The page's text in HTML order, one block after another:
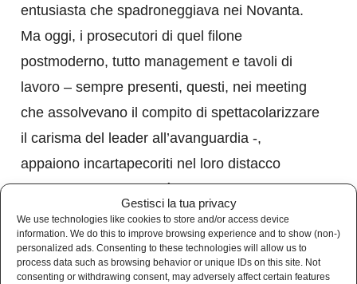
Gestisci la tua privacy
We use technologies like cookies to store and/or access device
information. We do this to improve browsing experience and to show (non-)
personalized ads. Consenting to these technologies will allow us to
process data such as browsing behavior or unique IDs on this site. Not
consenting or withdrawing consent, may adversely affect certain features
entusiasta che spadroneggiava nei Novanta.
Ma oggi, i prosecutori di quel filone
postmoderno, tutto management e tavoli di
lavoro – sempre presenti, questi, nei meeting
che assolvevano il compito di spettacolarizzare
il carisma del leader all’avanguardia -,
appaiono incartapecoriti nel loro distacco
psichedelico dalla realtà.
La loro parlantina si disperde lontana nella
rarefazione atmosferica non appena nella